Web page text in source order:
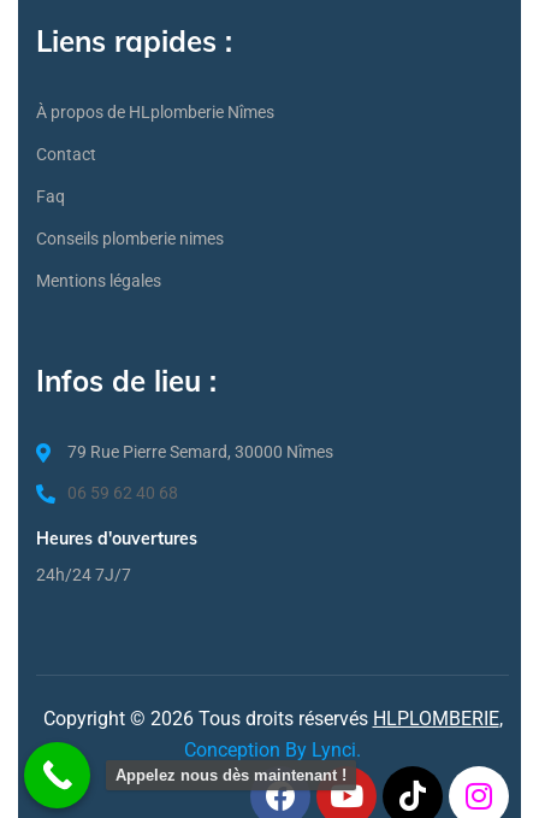
Liens rapides :
À propos de HLplomberie Nîmes
Contact
Faq
Conseils plomberie nimes
Mentions légales
Infos de lieu :
79 Rue Pierre Semard, 30000 Nîmes
06 59 62 40 68
Heures d'ouvertures
24h/24 7J/7
Copyright © 2026 Tous droits réservés HLPLOMBERIE,
Conception By Lynci.
Appelez nous dès maintenant !